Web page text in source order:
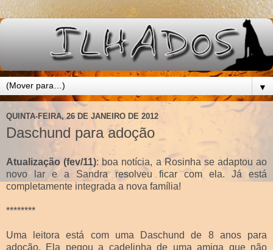
▼
QUINTA-FEIRA, 26 DE JANEIRO DE 2012
Daschund para adoção
Atualização (fev/11): boa notícia, a Rosinha se adaptou ao
novo lar e a Sandra resolveu ficar com ela. Já está
completamente integrada a nova família!
********
Uma leitora está com uma Daschund de 8 anos para
adoção. Ela pegou a cadelinha de uma amiga que não